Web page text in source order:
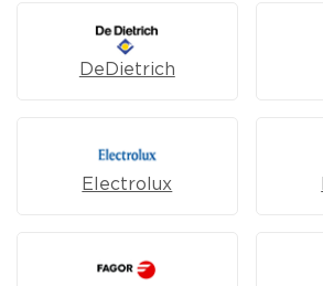
DeDietrich
Electrolux